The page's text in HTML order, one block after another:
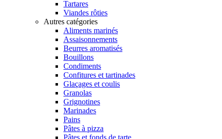
Tartares
Viandes rôties
Autres catégories
Aliments marinés
Assaisonnements
Beurres aromatisés
Bouillons
Condiments
Confitures et tartinades
Glaçages et coulis
Granolas
Grignotines
Marinades
Pains
Pâtes à pizza
Pâtes et fonds de tarte